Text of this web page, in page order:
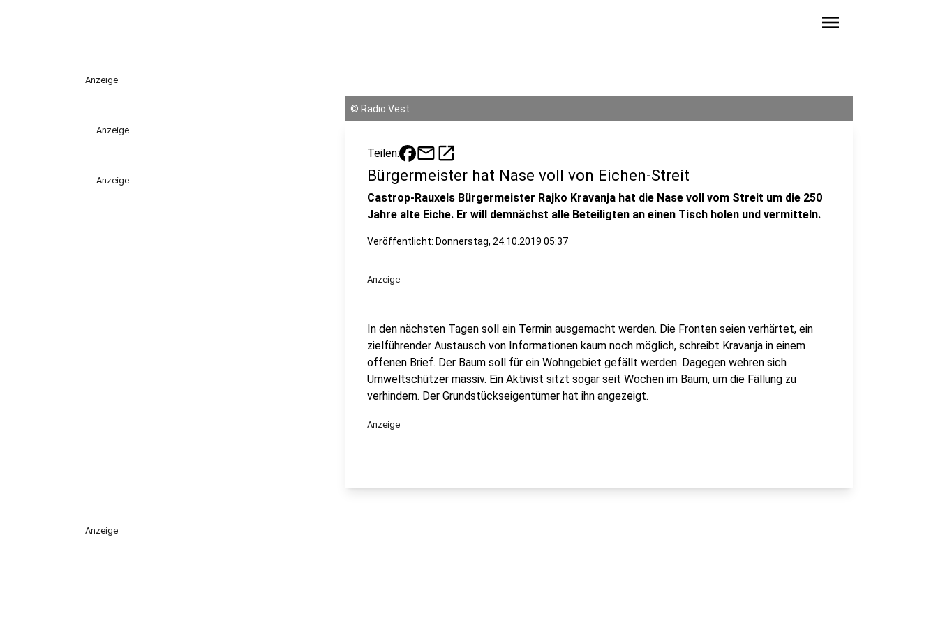
menu
Anzeige
Anzeige
Anzeige
© Radio Vest
Teilen: mailopen_in_new
Bürgermeister hat Nase voll von Eichen-Streit
Castrop-Rauxels Bürgermeister Rajko Kravanja hat die Nase voll vom Streit um die 250
Jahre alte Eiche. Er will demnächst alle Beteiligten an einen Tisch holen und vermitteln.
Veröffentlicht: Donnerstag, 24.10.2019 05:37
Anzeige
In den nächsten Tagen soll ein Termin ausgemacht werden. Die Fronten seien verhärtet, ein
zielführender Austausch von Informationen kaum noch möglich, schreibt Kravanja in einem
offenen Brief. Der Baum soll für ein Wohngebiet gefällt werden. Dagegen wehren sich
Umweltschützer massiv. Ein Aktivist sitzt sogar seit Wochen im Baum, um die Fällung zu
verhindern. Der Grundstückseigentümer hat ihn angezeigt.
Anzeige
Anzeige